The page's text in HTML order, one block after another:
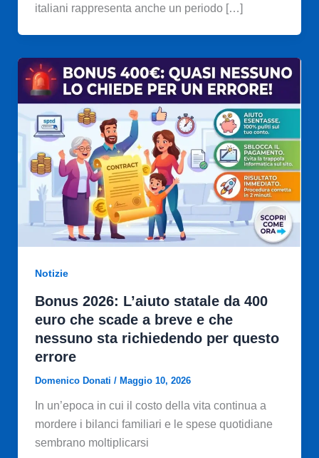
italiani rappresenta anche un periodo […]
Notizie
Bonus 2026: L’aiuto statale da 400
euro che scade a breve e che
nessuno sta richiedendo per questo
errore
Domenico Donati / Maggio 10, 2026
In un’epoca in cui il costo della vita continua a
mordere i bilanci familiari e le spese quotidiane
sembrano moltiplicarsi